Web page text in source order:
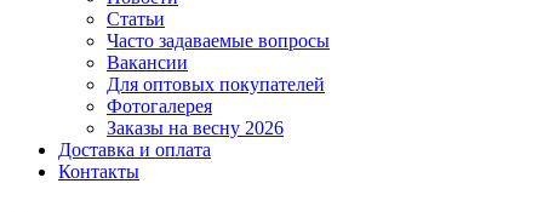
Статьи
Часто задаваемые вопросы
Вакансии
Для оптовых покупателей
Фотогалерея
Заказы на весну 2026
Доставка и оплата
Контакты